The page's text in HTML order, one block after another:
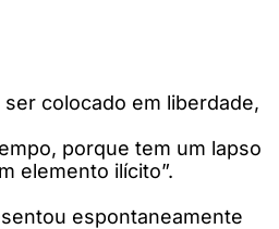
colocado em liberdade,
porque tem um lapso
elemento ilícito”.
espontaneamente